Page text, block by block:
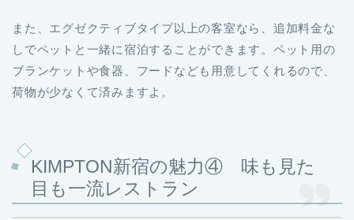
また、エグゼクティブタイプ以上の客室なら、追加料金な
しでペットと一緒に宿泊することができます。ペット用の
ブランケットや食器、フードなども用意してくれるので、
荷物が少なくて済みますよ。
KIMPTON新宿の魅力④ 味も見た
目も一流レストラン